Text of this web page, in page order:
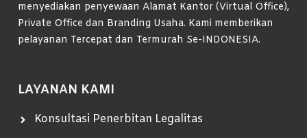
menyediakan penyewaan Alamat Kantor (Virtual Office),
Private Office dan Branding Usaha. Kami memberikan
pelayanan Tercepat dan Termurah Se-INDONESIA.
LAYANAN KAMI
Konsultasi Penerbitan Legalitas